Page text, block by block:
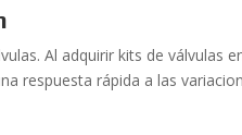
Al adquirir kits de válvulas
respuesta rápida a las